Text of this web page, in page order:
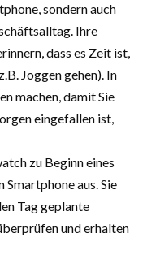
sondern auch
Ihre
dass es Zeit ist,
Joggen gehen). In
machen, damit Sie
eingefallen ist,
zu Beginn eines
Smartphone aus. Sie
Tag geplante
und erhalten